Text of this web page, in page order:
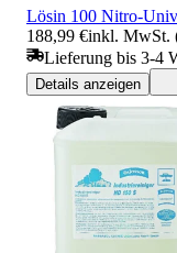
Lösin 100 Nitro-
188,99 €inkl. MwSt.
Lieferung bis 3-4
Details anzeigen